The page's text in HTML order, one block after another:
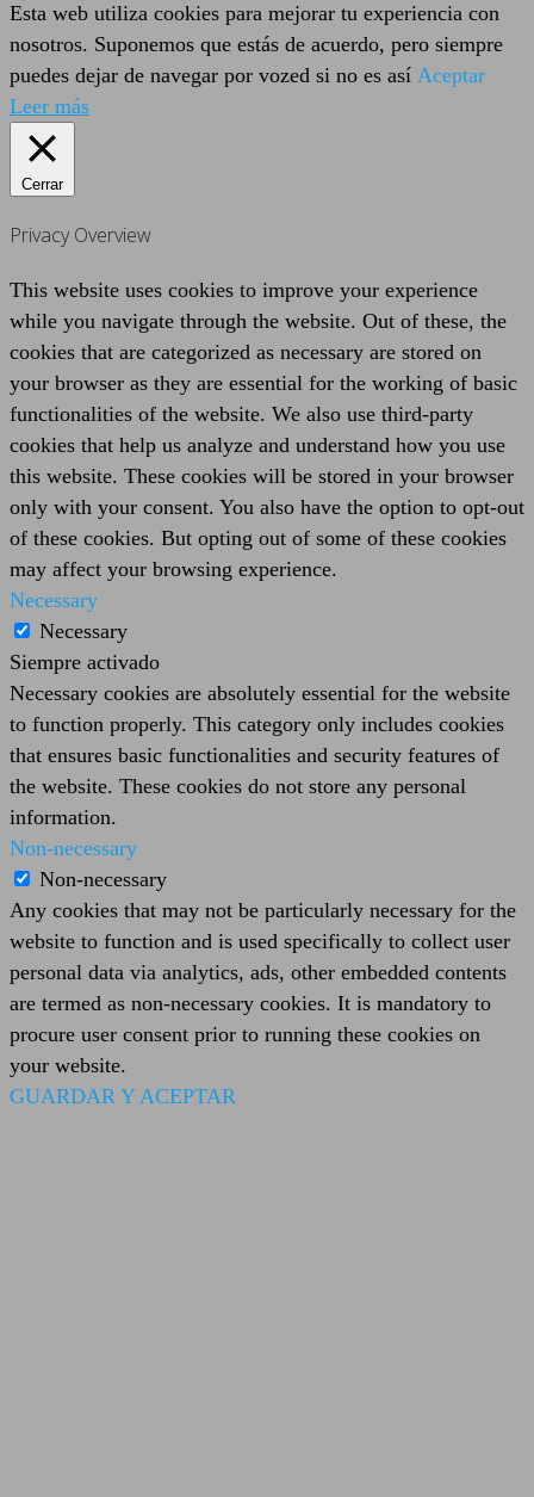
Esta web utiliza cookies para mejorar tu experiencia con
nosotros. Suponemos que estás de acuerdo, pero siempre
puedes dejar de navegar por vozed si no es así Aceptar
Leer más
Cerrar
Privacy Overview
This website uses cookies to improve your experience
while you navigate through the website. Out of these, the
cookies that are categorized as necessary are stored on
your browser as they are essential for the working of basic
functionalities of the website. We also use third-party
cookies that help us analyze and understand how you use
this website. These cookies will be stored in your browser
only with your consent. You also have the option to opt-out
of these cookies. But opting out of some of these cookies
may affect your browsing experience.
Necessary
Necessary
Siempre activado
Necessary cookies are absolutely essential for the website
to function properly. This category only includes cookies
that ensures basic functionalities and security features of
the website. These cookies do not store any personal
information.
Non-necessary
Non-necessary
Any cookies that may not be particularly necessary for the
website to function and is used specifically to collect user
personal data via analytics, ads, other embedded contents
are termed as non-necessary cookies. It is mandatory to
procure user consent prior to running these cookies on
your website.
GUARDAR Y ACEPTAR